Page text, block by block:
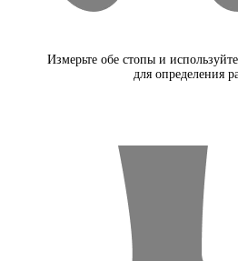
Измерьте обе стопы и
для определения